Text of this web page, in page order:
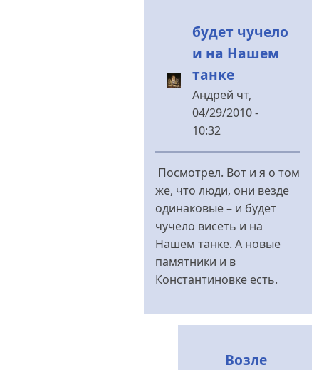
будет чучело
и на Нашем
танке
Андрей чт,
04/29/2010 -
10:32
У
відповідь
до
произойти
Посмотрел. Вот и я о том
же, что люди, они везде
одинаковые – и будет
чучело висеть и на
Нашем танке. А новые
памятники и в
Константиновке есть.
Возле